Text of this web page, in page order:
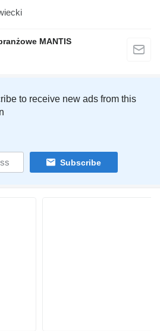
MANTIS
to receive new ads from this
Subscribe